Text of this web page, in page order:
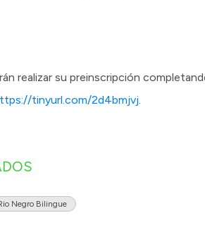
realizar su preinscripción
tinyurl.com/2d4bmjvj.
Negro Bilingue